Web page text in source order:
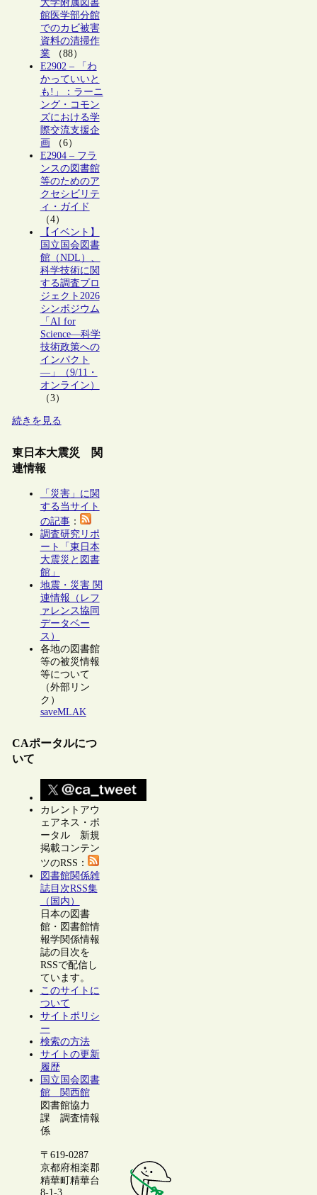
大学附属図書
館医学部分館
でのカビ被害
資料の清掃作
業（88）
E2902 – 「わ
かっていいと
も!」：ラーニ
ング・コモン
ズにおける学
際交流支援企
画（6）
E2904 – フラ
ンスの図書館
等のためのア
クセシビリテ
ィ・ガイド
（4）
【イベント】
国立国会図書
館（NDL）、
科学技術に関
する調査プロ
ジェクト2026
シンポジウム
「AI for
Science―科学
技術政策への
インパクト
―」（9/11・
オンライン）
（3）
続きを見る
東日本大震災 関
連情報
「災害」に関
する当サイト
の記事：
調査研究リポ
ート「東日本
大震災と図書
館」
地震・災害 関
連情報（レフ
ァレンス協同
データベー
ス）
各地の図書館
等の被災情報
等について
（外部リン
ク）
saveMLAK
CAポータルにつ
いて
カレントアウ
ェアネス・ポ
ータル 新規
掲載コンテン
ツのRSS：
図書館関係雑
誌目次RSS集
（国内）
日本の図書
館・図書館情
報学関係情報
誌の目次を
RSSで配信し
ています。
このサイトに
ついて
サイトポリシ
ー
検索の方法
サイトの更新
履歴
国立国会図書
館 関西館
図書館協力
課 調査情報
係
〒619-0287
京都府相楽郡
精華町精華台
8-1-3